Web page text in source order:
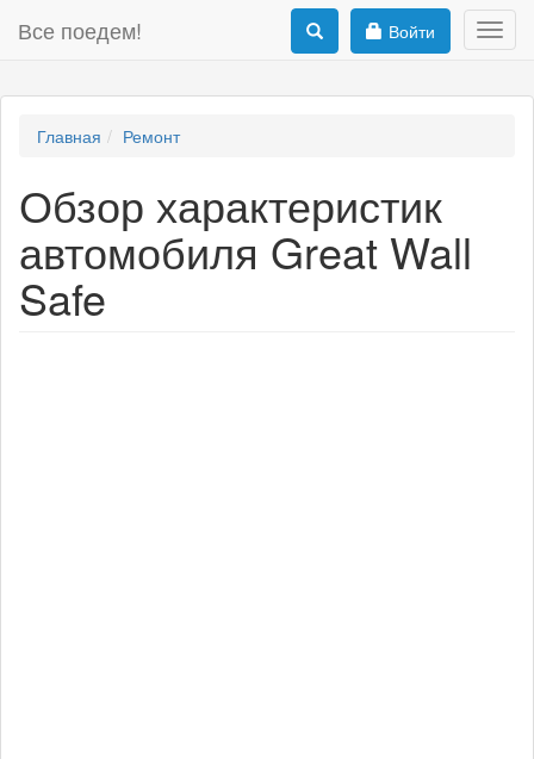
Все поедем! Войти
Главная Ремонт
Обзор характеристик
автомобиля Great Wall
Safe